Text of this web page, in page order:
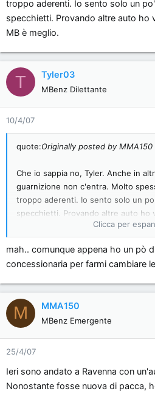
troppo aderenti. Io sento solo un
specchietti. Provando altre auto
MB è meglio.
T Tyler03
MBenz Dilettante
10/4/07
quote:Originally posted by MMA150
Che io sappia no, Tyler. Anche in
guarnizione non c'entra. Molto
troppo aderenti. Io sento solo un
specchietti. Provando altre auto ho
Clicca per
mah.. comunque appena ho un pò
concessionaria per farmi cambiare
M MMA150
MBenz Emergente
25/4/07
Ieri sono andato a Ravenna con
Nonostante fosse nuova di pacca,